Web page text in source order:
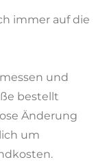
immer auf die
und
bestellt
Änderung
um